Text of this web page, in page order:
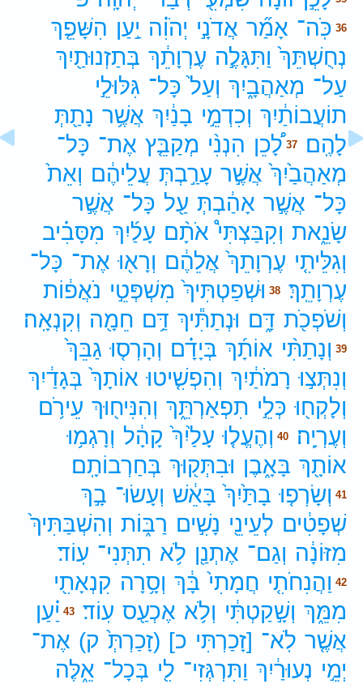
36 כֹּֽה־ אָמַ֞ר אֲדֹנָ֣י יְהֹוִ֗ה יַ֣עַן הִשָּׁפֵ֤ךְ
נְחֻשְׁתֵּךְ֙ וַתִּגָּלֶ֣ה עֶרְוָתֵ֔ךְ בְּתַזְנוּתַ֖יִךְ
עַל־ מְאַהֲבָ֑יִךְ וְעַל֙ כָּל־ גִּלּוּלֵ֣י
תוֹעֲבוֹתַ֔יִךְ וְכִדְמֵ֣י בָנַ֔יִךְ אֲשֶׁ֥ר נָתַ֖תְּ
לָהֶֽם׃
37 לָ֠כֵן הִנְנִ֨י מְקַבֵּ֤ץ אֶת־ כָּל־
מְאַהֲבַ֙יִךְ֙ אֲשֶׁ֣ר עָרַ֣בְתְּ עֲלֵיהֶ֔ם וְאֵת֙
כָּל־ אֲשֶׁ֣ר אָהַ֔בְתְּ עַ֖ל כָּל־ אֲשֶׁ֣ר
שָׂנֵ֑את וְקִבַּצְתִּי֩ אֹתָ֨ם עָלַ֜יִךְ מִסָּבִ֗יב
וְגִלֵּיתִ֤י עֶרְוָתֵךְ֙ אֲלֵהֶ֔ם וְרָא֖וּ אֶת־ כָּל־
עֶרְוָתֵֽךְ׃
38 וּשְׁפַטְתִּיךְ֙ מִשְׁפְּטֵ֣י נֹאֲפ֔וֹת
וְשֹׁפְכֹ֖ת דָּ֑ם וּנְתַתִּ֕יךְ דַּ֥ם חֵמָ֖ה וְקִנְאָֽה׃
39 וְנָתַתִּ֨י אוֹתָ֜ךְ בְּיָדָ֗ם וְהָרְס֤וּ גַבֵּךְ֙
וְנִתְּצ֣וּ רָמֹתַ֔יִךְ וְהִפְשִׁ֤יטוּ אוֹתָךְ֙ בְּגָדַ֔יִךְ
וְלָקְח֖וּ כְּלֵ֣י תִפְאַרְתֵּ֑ךְ וְהִנִּיח֖וּךְ עֵירֹ֥ם
וְעֶרְיָֽה׃
40 וְהֶעֱל֤וּ עָלַ֙יִךְ֙ קָהָ֔ל וְרָגְמ֥וּ
אוֹתָ֖ךְ בָּאָ֑בֶן וּבִתְּק֖וּךְ בְּחַרְבוֹתָֽם׃
41 וְשָׂרְפ֤וּ בָתַּ֙יִךְ֙ בָּאֵ֔שׁ וְעָשׂוּ־ בָ֣ךְ
שְׁפָטִ֔ים לְעֵינֵ֖י נָשִׁ֣ים רַבּ֑וֹת וְהִשְׁבַּתִּיךְ֙
מִזּוֹנָ֔ה וְגַם־ אֶתְנַ֖ן לֹ֥א תִתְּנִי־ עֽוֹד׃
42 וַהֲנִחֹתִ֤י חֲמָתִי֙ בָּ֔ךְ וְסָ֥רָה קִנְאָתִ֖י
מִמֵּ֑ךְ וְשָׁ֣קַטְתִּ֔י וְלֹ֥א אֶכְעַ֖ס עֽוֹד׃ 43 יַ֗עַן
אֲשֶׁ֤ר לֹֽא־ [זָכַרְתִּי כ] (זָכַרְתְּ֙ ק) אֶת־
יְמֵ֣י נְעוּרַ֔יִךְ וַתִּרְגְּזִי־ לִ֖י בְּכָל־ אֵ֑לֶּה